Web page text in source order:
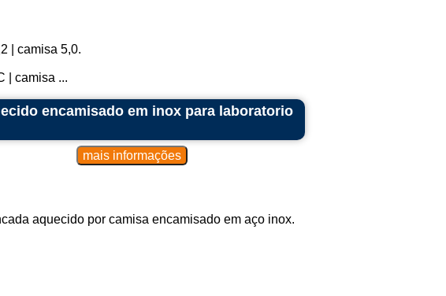
| camisa 5,0.
| camisa ...
encamisado em inox para laboratorio
aquecido por camisa encamisado em aço inox.